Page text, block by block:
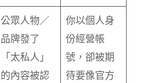
公眾人物／
品牌發了
「太私人」
的內容被認
你以個人身
份經營帳
號，卻被期
待要像官方